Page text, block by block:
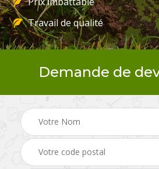
Travail de qualité
Demande de